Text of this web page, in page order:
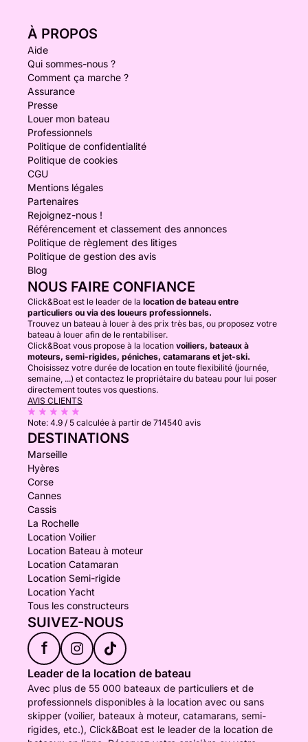
À PROPOS
Aide
Qui sommes-nous ?
Comment ça marche ?
Assurance
Presse
Louer mon bateau
Professionnels
Politique de confidentialité
Politique de cookies
CGU
Mentions légales
Partenaires
Rejoignez-nous !
Référencement et classement des annonces
Politique de règlement des litiges
Politique de gestion des avis
Blog
NOUS FAIRE CONFIANCE
Click&Boat est le leader de la location de bateau entre
particuliers ou via des loueurs professionnels.
Trouvez un bateau à louer à des prix très bas, ou proposez votre
bateau à louer afin de le rentabiliser.
Click&Boat vous propose à la location voiliers, bateaux à
moteurs, semi-rigides, péniches, catamarans et jet-ski.
Choisissez votre durée de location en toute flexibilité (journée,
semaine, ...) et contactez le propriétaire du bateau pour lui poser
directement toutes vos questions.
AVIS CLIENTS
Note: 4.9 / 5 calculée à partir de 714540 avis
DESTINATIONS
Marseille
Hyères
Corse
Cannes
Cassis
La Rochelle
Location Voilier
Location Bateau à moteur
Location Catamaran
Location Semi-rigide
Location Yacht
Tous les constructeurs
SUIVEZ-NOUS
f
Leader de la location de bateau
Avec plus de 55 000 bateaux de particuliers et de
professionnels disponibles à la location avec ou sans
skipper (voilier, bateaux à moteur, catamarans, semi-
rigides, etc.), Click&Boat est le leader de la location de